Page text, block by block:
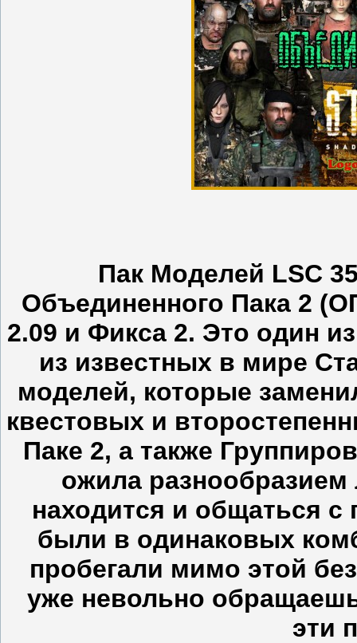
Пак Моделей LSC
Объединенного Пака 2
2.09 и Фикса 2. Это один
из известных в мире
моделей, которые
квестовых и
Паке 2, а также
ожила разнообразием
находится и общаться
были в одинаковых
пробегали мимо этой
уже невольно
эти